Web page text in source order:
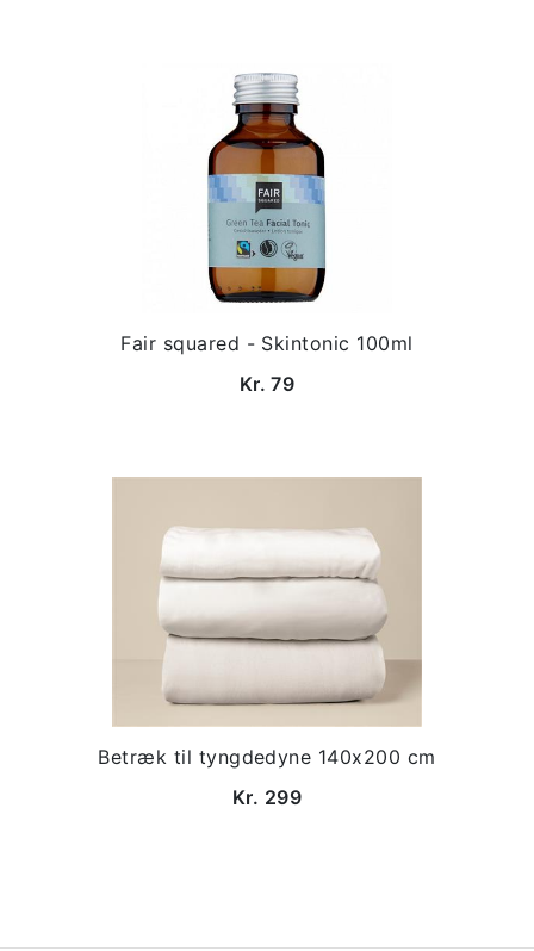
Fair squared - Skintonic 100ml
Kr. 79
Betræk til tyngdedyne 140x200 cm
Kr. 299